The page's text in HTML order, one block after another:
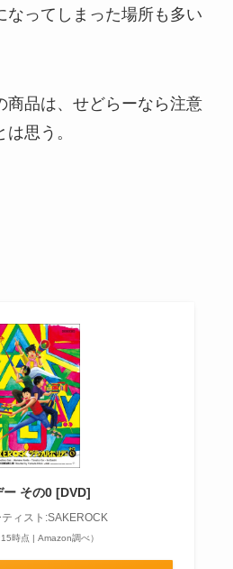
なってしまった場所も多い
商品は、せどらーなら注意
思う。
ー その0 [DVD]
ィスト:SAKEROCK
時点 | Amazon調べ）